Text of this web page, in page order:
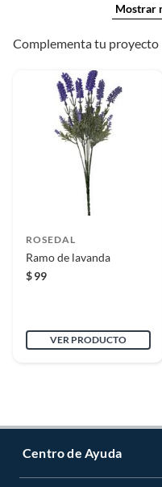
Mostrar
Complementa tu proyecto
ROSEDAL
Ramo de lavanda
$99
VER PRODUCTO
Centro de Ayuda